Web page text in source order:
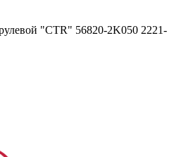
"CTR" 56820-2K050 2221-